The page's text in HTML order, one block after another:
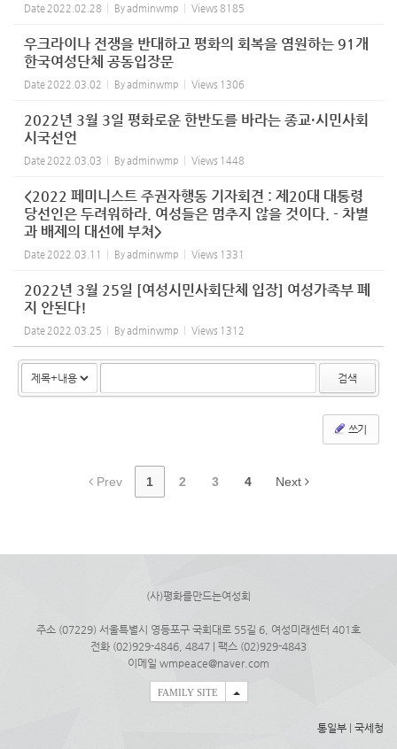
Date 2022.02.28 Byadminwmp Views 8185
우크라이나 전쟁을 반대하고 평화의 회복을 염원하는 91개
한국여성단체 공동입장문
Date 2022.03.02 Byadminwmp Views 1306
2022년 3월 3일 평화로운 한반도를 바라는 종교·시민사회
시국선언
Date 2022.03.03 Byadminwmp Views 1448
<2022 페미니스트 주권자행동 기자회견 : 제20대 대통령
당선인은 두려워하라. 여성들은 멈추지 않을 것이다. - 차별
과 배제의 대선에 부쳐>
Date 2022.03.11 Byadminwmp Views 1331
2022년 3월 25일 [여성시민사회단체 입장] 여성가족부 폐
지 안된다!
Date 2022.03.25 Byadminwmp Views 1312
검색
쓰기
Prev 1 2 3 4 Next
(사)평화를만드는여성회
주소 (07229) 서울특별시 영등포구 국회대로 55길 6, 여성미래센터 401호
전화 (02)929-4846, 4847 | 팩스 (02)929-4843
이메일 wmpeace@naver.com
FAMILY SITE
통일부 | 국세청